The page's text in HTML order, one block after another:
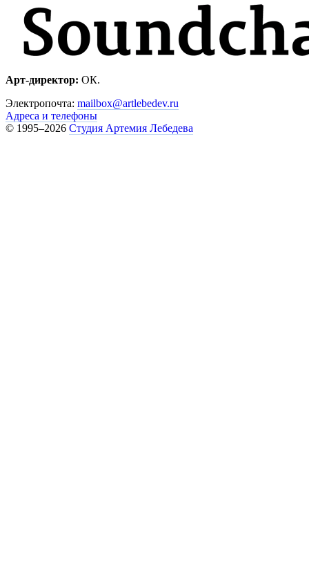
Арт-директор: ОК.
Электропочта: mailbox@artlebedev.ru
Адреса и телефоны
© 1995–2026 Студия Артемия Лебедева